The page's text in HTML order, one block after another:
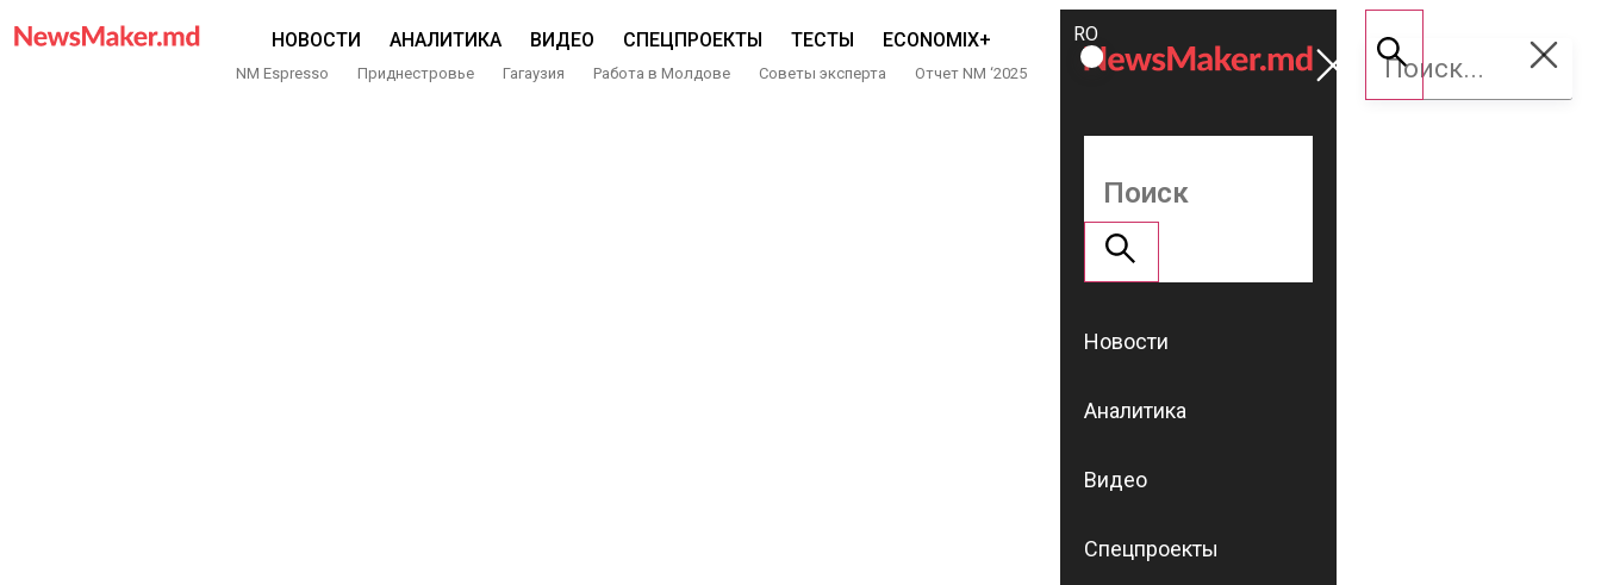
НОВОСТИ АНАЛИТИКА ВИДЕО СПЕЦПРОЕКТЫ ТЕСТЫ ECONOMIX+
NM Espresso Приднестровье Гагаузия Работа в Молдове Советы эксперта Отчет NM ‘2025
ROMÂNĂ
RU
Поддержать
NM
Новости
Аналитика
Видео
Спецпроекты